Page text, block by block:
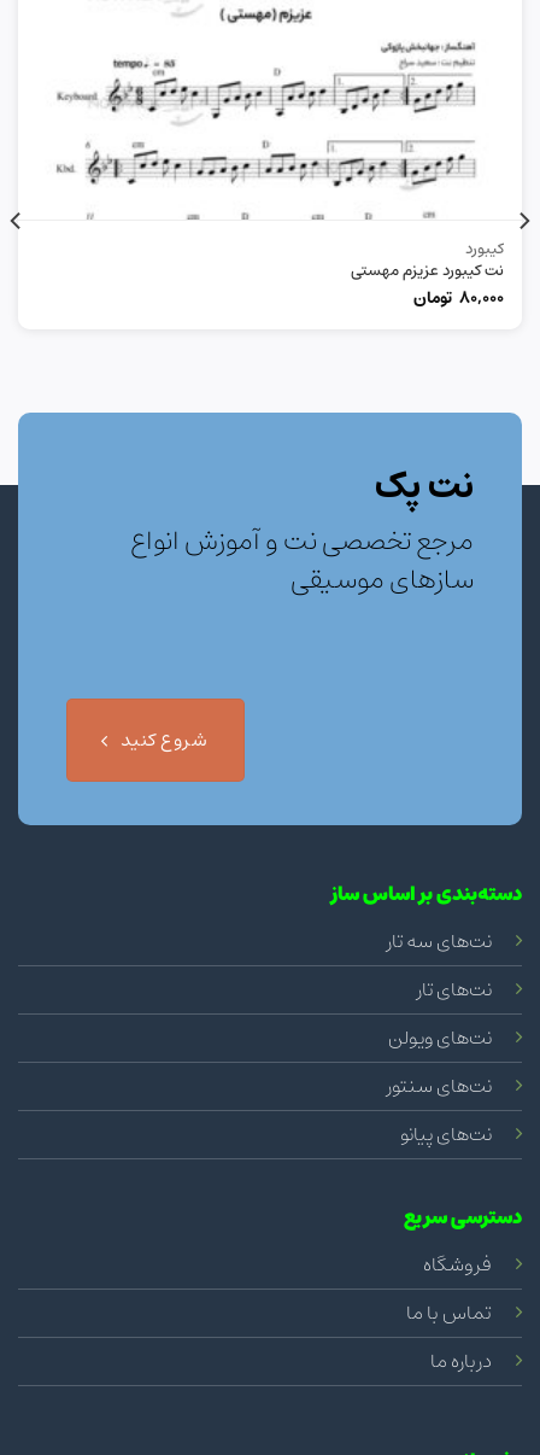
کیبورد
نت کیبورد عزیزم مهستی
80,000 تومان
نت پک
مرجع تخصصی نت و آموزش انواع
سازهای موسیقی
شروع کنید
دسته‌بندی بر اساس ساز
نت‌های سه تار
نت‌های تار
نت‌های ویولن
نت‌های سنتور
نت‌های پیانو
دسترسی سریع
فروشگاه
تماس با ما
درباره ما